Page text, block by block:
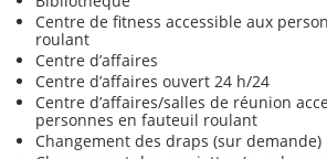
Centre de fitness accessible aux
roulant
Centre d’affaires
Centre d’affaires ouvert 24 h/24
Centre d’affaires/salles de réunion
personnes en fauteuil roulant
Changement des draps (sur demande)